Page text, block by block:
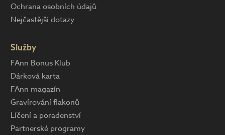
Ochrana osobních údajů
Nejčastější dotazy
Služby
FAnn Bonus Klub
Dárková karta
FAnn magazín
Gravírování flakonů
Líčení a poradenství
Partnerské programy